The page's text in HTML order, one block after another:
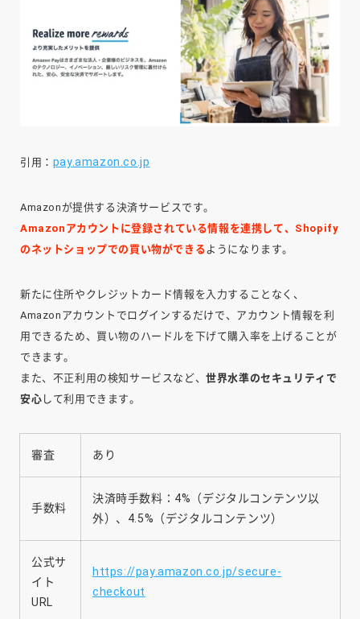
引用： pay.amazon.co.jp
Amazonが提供する決済サービスです。
Amazonアカウントに登録されている情報を連携して、Shopify
のネットショップでの買い物ができるようになります。
新たに住所やクレジットカード情報を入力することなく、
Amazonアカウントでログインするだけで、アカウント情報を利
用できるため、買い物のハードルを下げて購入率を上げることが
できます。
また、不正利用の検知サービスなど、世界水準のセキュリティで
安心 して利用できます。
審査 あり
手数料
決済時手数料：4%（デジタルコンテンツ以
外）、4.5%（デジタルコンテンツ）
公式サ
イト
URL
https://pay.amazon.co.jp/secure-
checkout